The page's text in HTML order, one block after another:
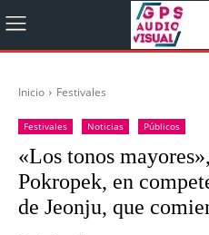
Inicio Festivales
Festivales Noticias Públicos
«Los tonos
Pokropek, en
de Jeonju, que